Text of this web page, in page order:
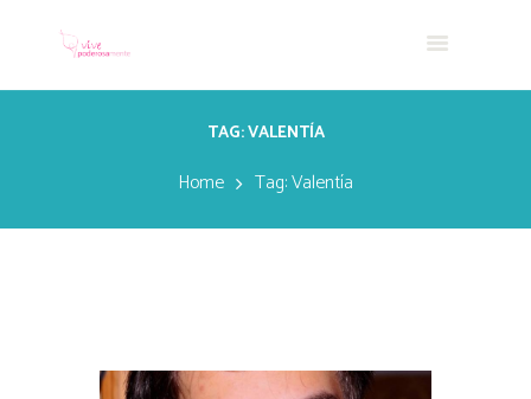
TAG: VALENTÍA
Home Tag: Valentía